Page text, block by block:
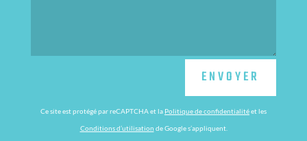
ENVOYER
Ce site est protégé par reCAPTCHA et la Politique de confidentialitéet les
Conditions d’utilisation de Google s’appliquent.